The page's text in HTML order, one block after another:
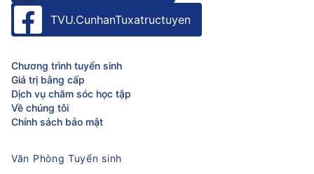
TVU.CunhanTuxatructuyen
Chương trình tuyển sinh
Giá trị bằng cấp
Dịch vụ chăm sóc học tập
Về chúng tôi
Chính sách bảo mật
Văn Phòng Tuyển sinh